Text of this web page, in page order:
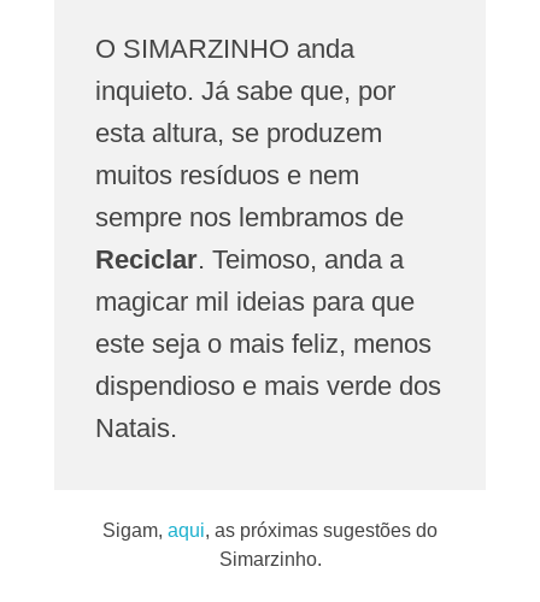
O SIMARZINHO anda
inquieto. Já sabe que, por
esta altura, se produzem
muitos resíduos e nem
sempre nos lembramos de
Reciclar. Teimoso, anda a
magicar mil ideias para que
este seja o mais feliz, menos
dispendioso e mais verde dos
Natais.
Sigam, aqui, as próximas sugestões do
Simarzinho.